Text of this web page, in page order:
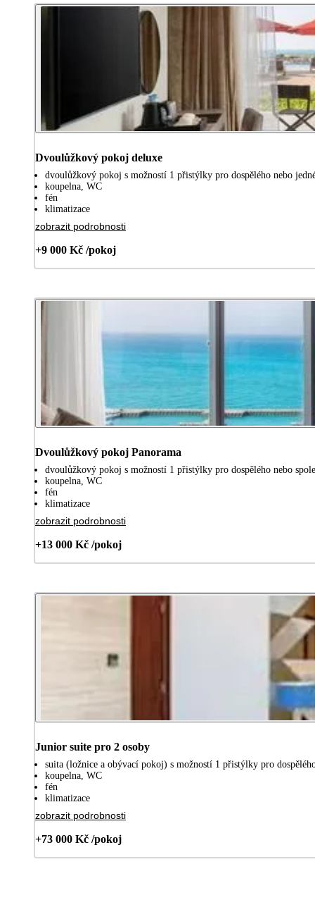
Dvoulůžkový pokoj deluxe
dvoulůžkový pokoj s možností 1 přistýlky pro dospělého nebo
koupelna, WC
fén
klimatizace
zobrazit podrobnosti
+9 000 Kč /pokoj
Dvoulůžkový pokoj Panorama
dvoulůžkový pokoj s možností 1 přistýlky pro dospělého nebo
koupelna, WC
fén
klimatizace
zobrazit podrobnosti
+13 000 Kč /pokoj
Junior suite pro 2 osoby
suita (ložnice a obývací pokoj) s možností 1 přistýlky pro
koupelna, WC
fén
klimatizace
zobrazit podrobnosti
+73 000 Kč /pokoj